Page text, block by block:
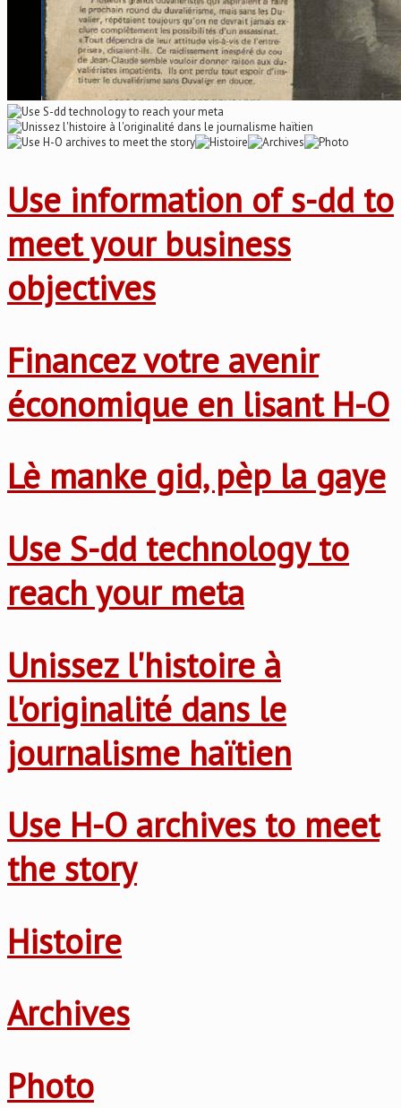
Use information of s-dd to
meet your business
objectives
Financez votre avenir
économique en lisant H-O
Lè manke gid, pèp la gaye
Use S-dd technology to
reach your meta
Unissez l'histoire à
l'originalité dans le
journalisme haïtien
Use H-O archives to meet
the story
Histoire
Archives
Photo